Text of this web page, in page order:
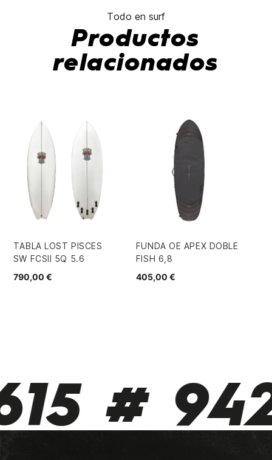
Todo en surf
Productos
relacionados
TABLA LOST PISCES
SW FCSII 5Q 5.6
790,00 €
FUNDA OE APEX DOBLE
FISH 6,8
405,00 €
#